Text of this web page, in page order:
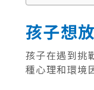
孩子想
孩子在遇到挑
種心理和環境